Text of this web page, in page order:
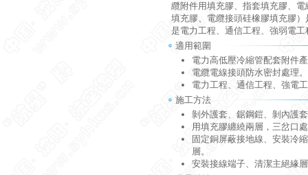
纜附件用填充膠、指套填充膠、
填充膠、電纜接頭硅橡膠填充膠
是電力工程、通信工程、強弱電
適用範圍
電力高低壓冷縮管配套附件
電纜電線接頭防水密封處理。
電力工程、通信工程、強電
施工方法
剝外護套、鋸鋼鎧、剝內護
用填充膠纏繞兩層，三岔口
固定銅屏蔽接地線、安裝冷
層。
安裝接線端子、清潔主絕緣